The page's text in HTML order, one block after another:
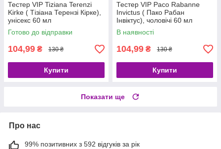
Тестер VIP Tiziana Terenzi
Kirke ( Тізіана Терензі Кірке),
унісекс 60 мл
Готово до відправки
104,99 ₴ 130 ₴
Купити
Тестер VIP Paco Rabanne
Invictus ( Пако Рабан
Інвіктус), чоловічі 60 мл
В наявності
104,99 ₴ 130 ₴
Купити
Показати ще
Про нас
99% позитивних з 592 відгуків за рік